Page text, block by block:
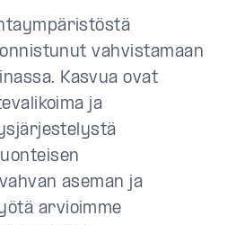
vahvistamaan
Kasvua ovat
ja
aseman ja
arvioimme